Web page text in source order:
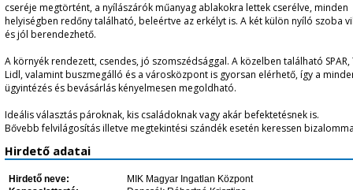
cseréje megtörtént, a nyílászárók műanyag ablakokra lettek cserélve, minden
helyiségben redőny található, beleértve az erkélyt is. A két külön nyíló szoba
és jól berendezhető.
A környék rendezett, csendes, jó szomszédsággal. A közelben található SPAR,
Lidl, valamint buszmegálló és a városközpont is gyorsan elérhető, így a
ügyintézés és bevásárlás kényelmesen megoldható.
Ideális választás pároknak, kis családoknak vagy akár befektetésnek is.
Bővebb felvilágosítás illetve megtekintési szándék esetén keressen
Hirdető adatai
Hirdető neve:
MIK Magyar Ingatlan Központ